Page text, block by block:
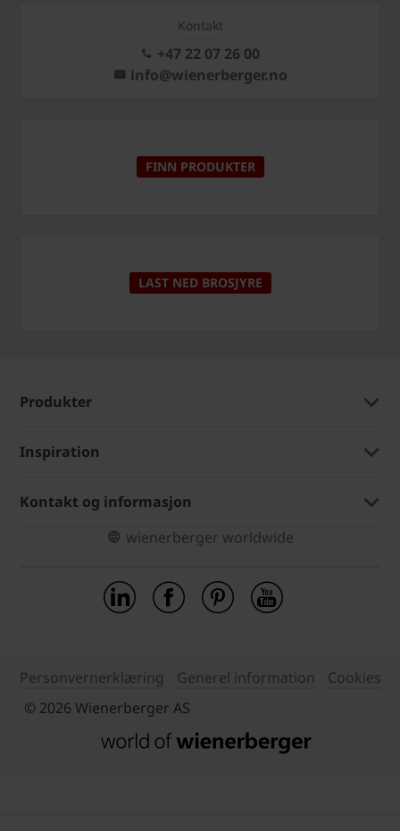
Kontakt
+47 22 07 26 00
info@wienerberger.no
FINN PRODUKTER
LAST NED BROSJYRE
Produkter
Inspiration
Kontakt og informasjon
wienerberger worldwide
Personvernerklæring Generel information
Cookies
© 2026 Wienerberger AS